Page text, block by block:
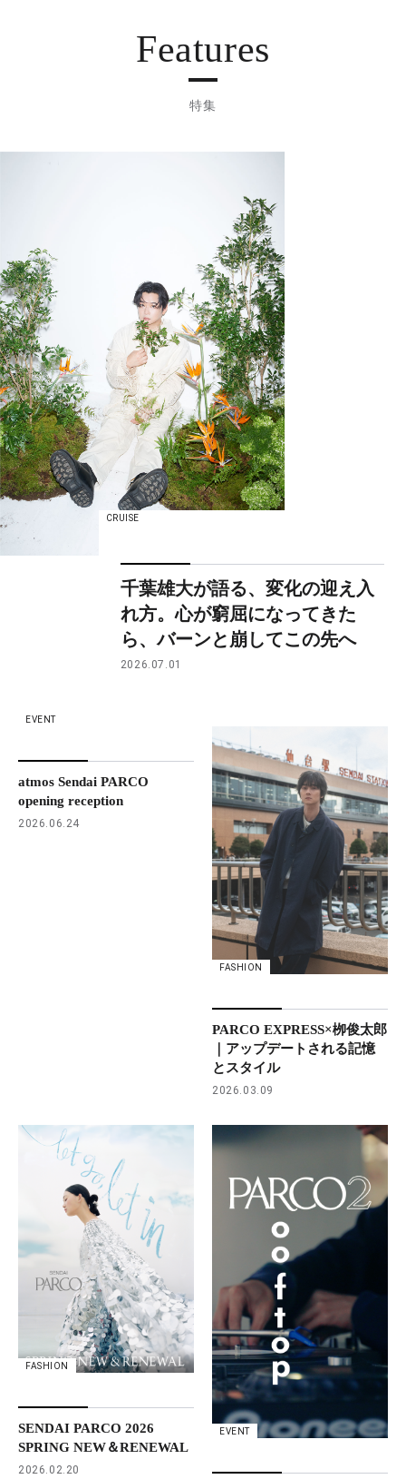
Features
特集
CRUISE
千葉雄大が語る、変化の迎え入
れ方。心が窮屈になってきた
ら、バーンと崩してこの先へ
2026.07.01
EVENT
atmos Sendai PARCO
opening reception
2026.06.24
FASHION
PARCO EXPRESS×栁俊太郎
｜アップデートされる記憶
とスタイル
2026.03.09
FASHION
SENDAI PARCO 2026
SPRING NEW＆RENEWAL
2026.02.20
EVENT